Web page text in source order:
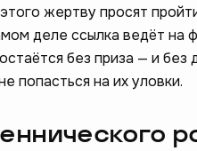
жертву просят
деле ссылка ведёт на
без приза — и без
попасться на их уловки.